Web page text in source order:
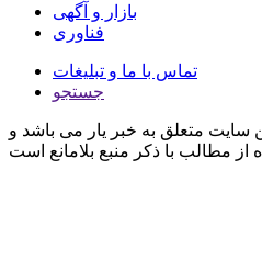
بازار و آگهی
فناوری
تماس با ما و تبلیغات
جستجو
سایت متعلق به خبر یار می باشد و